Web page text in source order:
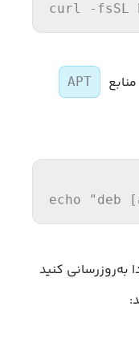
curl -fsSL
APT
echo "deb
به‌روزرسانی کنید